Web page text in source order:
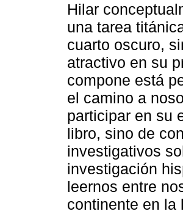
Hilar
una tarea
cuarto oscuro,
atractivo en su
compone está
el camino a
participar en su
libro, sino de
investigativos
investigación
leernos entre
continente en la